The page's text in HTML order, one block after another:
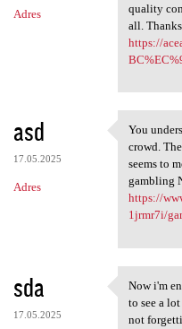
Adres
quality
all.
https://
asd
17.05.2025
Adres
You
You
crowd.
seems to
gambling
https://
1jrmr7i/
sda
17.05.2025
Now i'm
Now i'm
to see a
not